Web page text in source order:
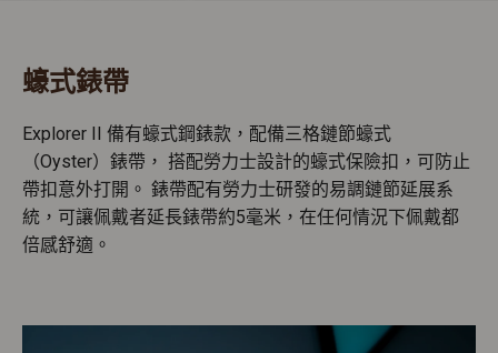
蠔式錶帶
Explorer II 備有蠔式鋼錶款，配備三格鏈節蠔式
（Oyster）錶帶， 搭配勞力士設計的蠔式保險扣，可防止
帶扣意外打開。 錶帶配有勞力士研發的易調鏈節延展系
統，可讓佩戴者延長錶帶約5毫米，在任何情況下佩戴都
倍感舒適。